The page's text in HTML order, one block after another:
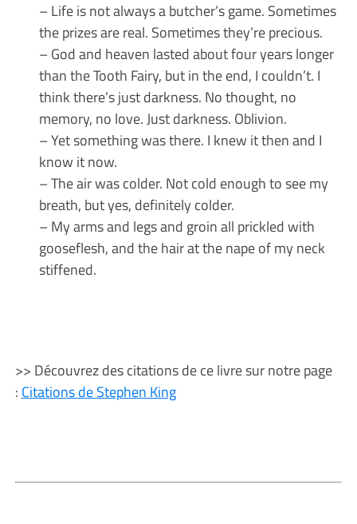
– Life is not always a butcher’s game. Sometimes
the prizes are real. Sometimes they’re precious.
– God and heaven lasted about four years longer
than the Tooth Fairy, but in the end, I couldn’t. I
think there’s just darkness. No thought, no
memory, no love. Just darkness. Oblivion.
– Yet something was there. I knew it then and I
know it now.
– The air was colder. Not cold enough to see my
breath, but yes, definitely colder.
– My arms and legs and groin all prickled with
gooseflesh, and the hair at the nape of my neck
stiffened.
>> Découvrez des citations de ce livre sur notre page
: Citations de Stephen King